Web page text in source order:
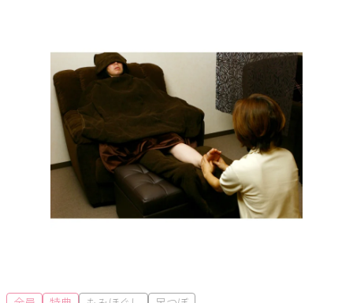
掲載店様
掲載のご案内
掲載の申込み
掲載店様ログイン
閉じる